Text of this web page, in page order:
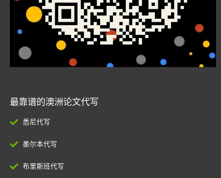
最靠谱的澳洲论文代写
悉尼代写
墨尔本代写
布里斯班代写